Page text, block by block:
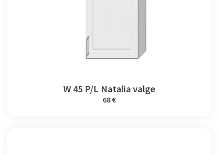
W 45 P/L Natalia valge
68 €